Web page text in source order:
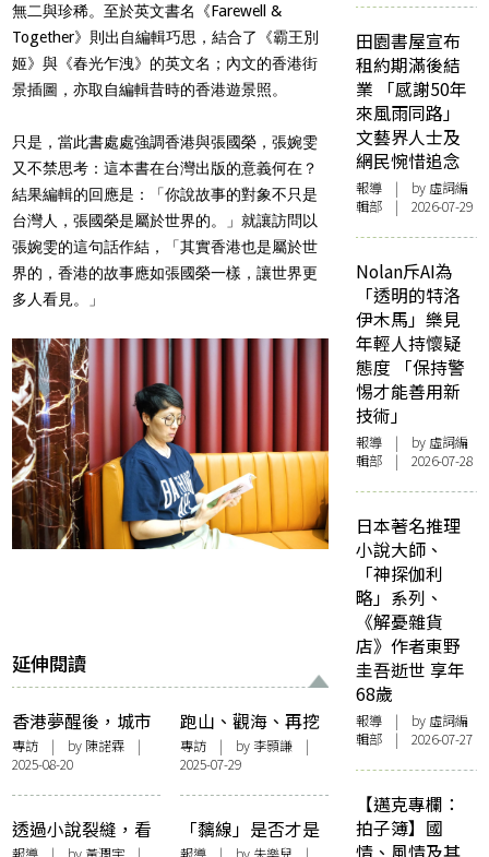
無二與珍稀。至於英文書名《Farewell &
Together》則出自編輯巧思，結合了《霸王別
姬》與《春光乍洩》的英文名；內文的香港街
景插圖，亦取自編輯昔時的香港遊景照。
只是，當此書處處強調香港與張國榮，張婉雯
又不禁思考：這本書在台灣出版的意義何在？
結果編輯的回應是：「你說故事的對象不只是
台灣人，張國榮是屬於世界的。」就讓訪問以
張婉雯的這句話作結，「其實香港也是屬於世
界的，香港的故事應如張國榮一樣，讓世界更
多人看見。」
延伸閱讀
香港夢醒後，城市
的萬家有情而無
語：專訪詩人陳滅
談《離亂經》
專訪 | by 陳諾霖 |
2025-08-20
跑山、觀海、再挖
掘——專訪詩人孔
銘隆：「我希望將
來仍有回聲。」
專訪| by 李顥謙|
2025-07-29
透過小說裂縫，看
「黐線」是否才是
田園書屋宣布
租約期滿後結
業 「感謝50年
來風雨同路」
文藝界人士及
網民惋惜追念
報導 | by 虛詞編
輯部 | 2026-07-29
Nolan斥AI為
「透明的特洛
伊木馬」樂見
年輕人持懷疑
態度 「保持警
惕才能善用新
技術」
報導 | by 虛詞編
輯部 | 2026-07-28
日本著名推理
小說大師、
「神探伽利
略」系列、
《解憂雜貨
店》作者東野
圭吾逝世 享年
68歲
報導 | by 虛詞編
輯部 | 2026-07-27
【邁克專欄：
拍子簿】國